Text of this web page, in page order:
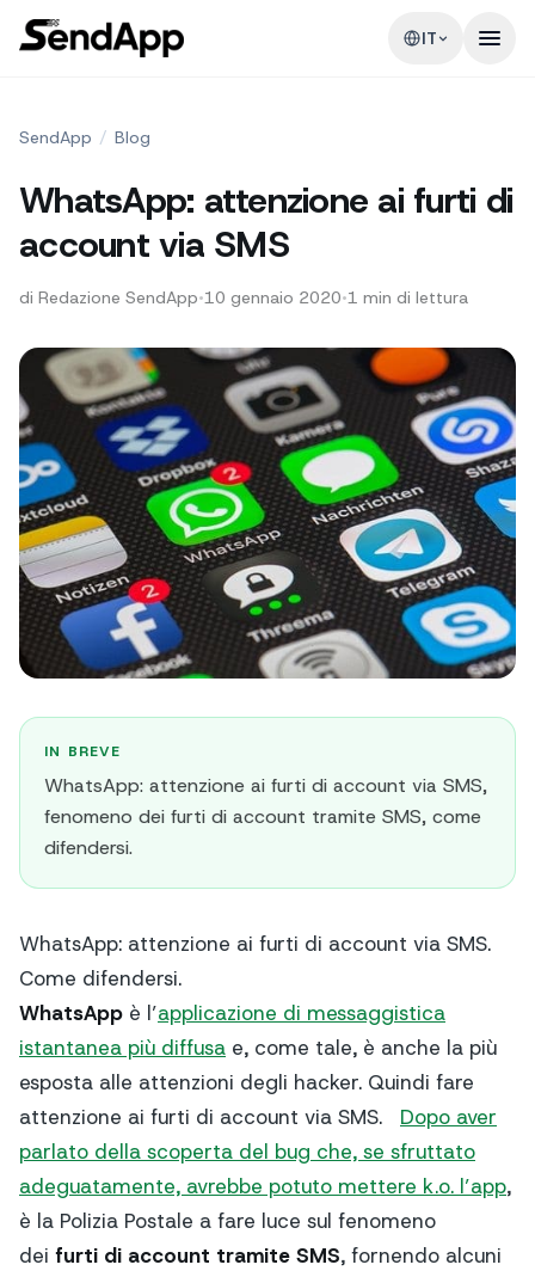
IT
SendApp / Blog
WhatsApp: attenzione ai furti di
account via SMS
di Redazione SendApp•10 gennaio 2020•1 min di lettura
IN BREVE
WhatsApp: attenzione ai furti di account via SMS,
fenomeno dei furti di account tramite SMS, come
difendersi.
WhatsApp: attenzione ai furti di account via SMS.
Come difendersi.
WhatsApp è l’applicazione di messaggistica
istantanea più diffusa e, come tale, è anche la più
esposta alle attenzioni degli hacker. Quindi fare
attenzione ai furti di account via SMS. Dopo aver
parlato della scoperta del bug che, se sfruttato
adeguatamente, avrebbe potuto mettere k.o. l’app,
è la Polizia Postale a fare luce sul fenomeno
dei furti di account tramite SMS, fornendo alcuni